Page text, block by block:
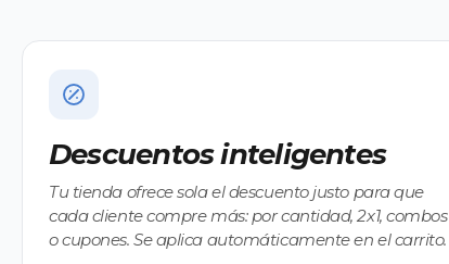
Descuentos inteligentes
Tu tienda ofrece sola el descuento justo para que
cada cliente compre más: por cantidad, 2x1, combos
o cupones. Se aplica automáticamente en el carrito.